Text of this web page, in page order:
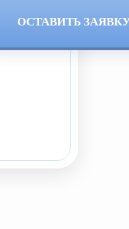
ОСТАВИТЬ